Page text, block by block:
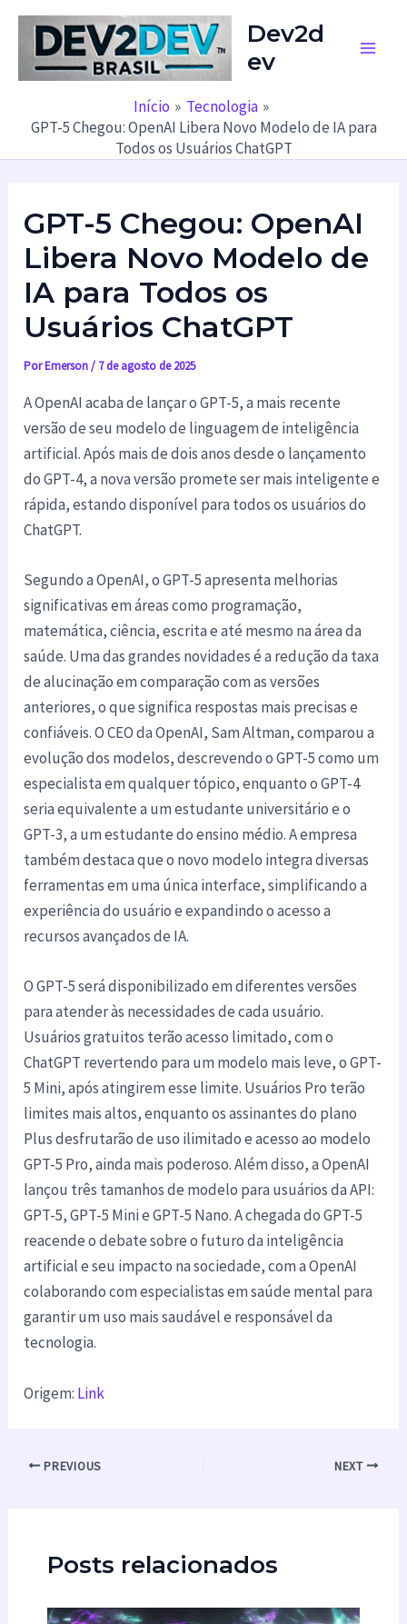
Dev2d
ev
Início
Tecnologia
GPT-5 Chegou: OpenAI Libera Novo Modelo de IA para
Todos os Usuários ChatGPT
GPT-5 Chegou: OpenAI
Libera Novo Modelo de
IA para Todos os
Usuários ChatGPT
PorEmerson/ 7 de agosto de 2025
A OpenAI acaba de lançar o GPT-5, a mais recente
versão de seu modelo de linguagem de inteligência
artificial. Após mais de dois anos desde o lançamento
do GPT-4, a nova versão promete ser mais inteligente e
rápida, estando disponível para todos os usuários do
ChatGPT.
Segundo a OpenAI, o GPT-5 apresenta melhorias
significativas em áreas como programação,
matemática, ciência, escrita e até mesmo na área da
saúde. Uma das grandes novidades é a redução da taxa
de alucinação em comparação com as versões
anteriores, o que significa respostas mais precisas e
confiáveis. O CEO da OpenAI, Sam Altman, comparou a
evolução dos modelos, descrevendo o GPT-5 como um
especialista em qualquer tópico, enquanto o GPT-4
seria equivalente a um estudante universitário e o
GPT-3, a um estudante do ensino médio. A empresa
também destaca que o novo modelo integra diversas
ferramentas em uma única interface, simplificando a
experiência do usuário e expandindo o acesso a
recursos avançados de IA.
O GPT-5 será disponibilizado em diferentes versões
para atender às necessidades de cada usuário.
Usuários gratuitos terão acesso limitado, com o
ChatGPT revertendo para um modelo mais leve, o GPT-
5 Mini, após atingirem esse limite. Usuários Pro terão
limites mais altos, enquanto os assinantes do plano
Plus desfrutarão de uso ilimitado e acesso ao modelo
GPT-5 Pro, ainda mais poderoso. Além disso, a OpenAI
lançou três tamanhos de modelo para usuários da API:
GPT-5, GPT-5 Mini e GPT-5 Nano. A chegada do GPT-5
reacende o debate sobre o futuro da inteligência
artificial e seu impacto na sociedade, com a OpenAI
colaborando com especialistas em saúde mental para
garantir um uso mais saudável e responsável da
tecnologia.
Origem: Link
PREVIOUS NEXT
Posts relacionados